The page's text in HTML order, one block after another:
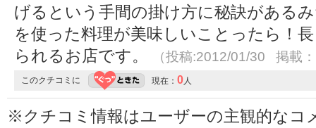
げるという手間の掛け方に秘訣がある
を使った料理が美味しいことったら！
られるお店です。
（投稿:2012/01/30 掲載
このクチコミに 現在： 0人
※クチコミ情報はユーザーの主観的なコ